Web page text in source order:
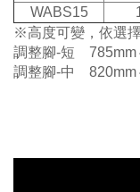
WABS15
※高度可變，依選
調整腳-短 785mm
調整腳-中 820mm